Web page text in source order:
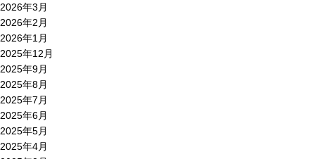
2026年3月
2026年2月
2026年1月
2025年12月
2025年9月
2025年8月
2025年7月
2025年6月
2025年5月
2025年4月